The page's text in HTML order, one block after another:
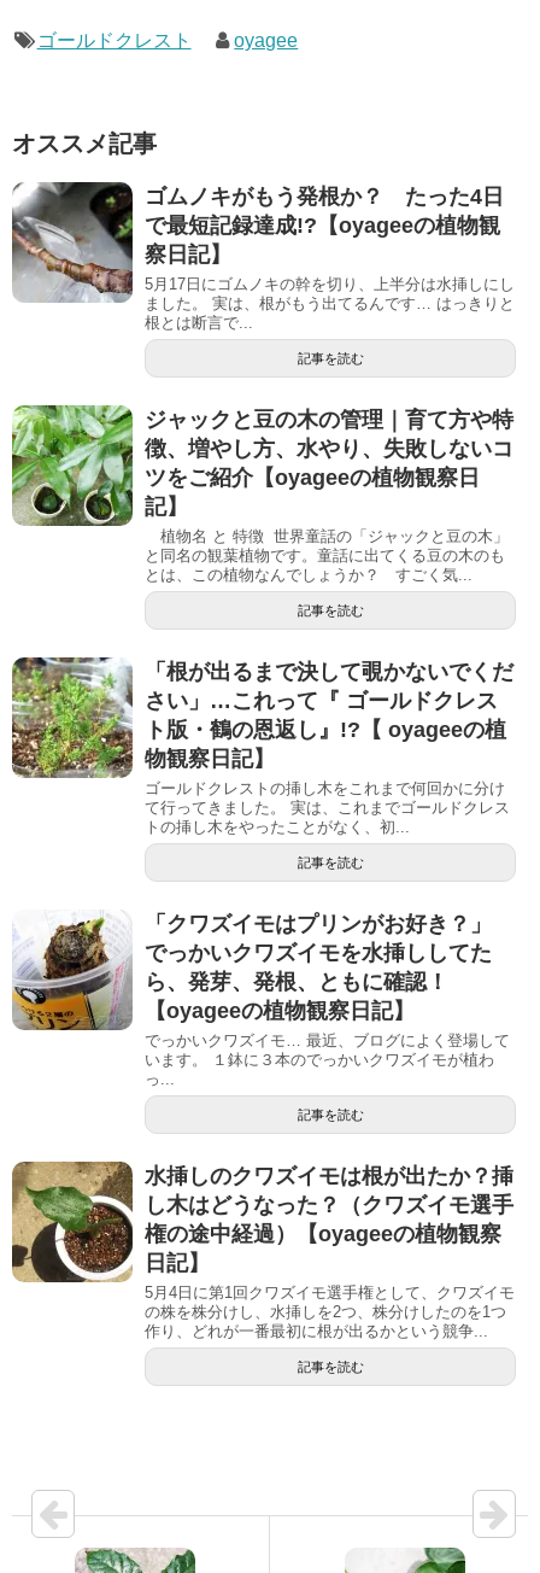
ゴールドクレスト oyagee
オススメ記事
ゴムノキがもう発根か？ たった4日
で最短記録達成!?【oyageeの植物観
察日記】
5月17日にゴムノキの幹を切り、上半分は水挿しにし
ました。 実は、根がもう出てるんです… はっきりと
根とは断言で...
記事を読む
ジャックと豆の木の管理｜育て方や特
徴、増やし方、水やり、失敗しないコ
ツをご紹介【oyageeの植物観察日
記】
植物名 と 特徴 世界童話の「ジャックと豆の木」
と同名の観葉植物です。童話に出てくる豆の木のも
とは、この植物なんでしょうか？ すごく気...
記事を読む
「根が出るまで決して覗かないでくだ
さい」…これって『 ゴールドクレス
ト版・鶴の恩返し』!?【 oyageeの植
物観察日記】
ゴールドクレストの挿し木をこれまで何回かに分け
て行ってきました。 実は、これまでゴールドクレス
トの挿し木をやったことがなく、初...
記事を読む
「クワズイモはプリンがお好き？」
でっかいクワズイモを水挿ししてた
ら、発芽、発根、ともに確認！
【oyageeの植物観察日記】
でっかいクワズイモ… 最近、ブログによく登場して
います。 １鉢に３本のでっかいクワズイモが植わ
っ...
記事を読む
水挿しのクワズイモは根が出たか？挿
し木はどうなった？（クワズイモ選手
権の途中経過）【oyageeの植物観察
日記】
5月4日に第1回クワズイモ選手権として、クワズイモ
の株を株分けし、水挿しを2つ、株分けしたのを1つ
作り、どれが一番最初に根が出るかという競争...
記事を読む